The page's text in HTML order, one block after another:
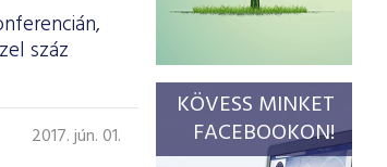
száz
2017. jún. 01.
KÖVESS MINKET
FACEBOOKON!